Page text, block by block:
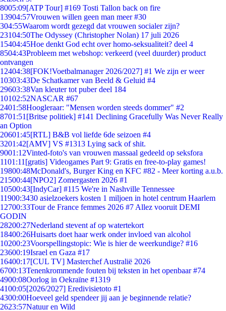
8005:09[ATP Tour] #169 Tosti Tallon back on fire
13904:57Vrouwen willen geen man meer #30
304:55Waarom wordt gezegd dat vrouwen socialer zijn?
23104:50The Odyssey (Christopher Nolan) 17 juli 2026
15404:45Hoe denkt God echt over homo-seksualiteit? deel 4
8504:43Probleem met webshop: verkeerd (veel duurder) product
ontvangen
12404:38[FOK!Voetbalmanager 2026/2027] #1 We zijn er weer
10303:43De Schatkamer van Beeld & Geluid #4
29603:38Van kleuter tot puber deel 184
10102:52NASCAR #67
2401:58Hoogleraar: "Mensen worden steeds dommer" #2
8701:51 [Britse politiek] #141 Declining Gracefully Was Never Really
an Option
20601:45[RTL] B&B vol liefde 6de seizoen #4
3201:42[AMV] VS #1313 Lying sack of shit.
9001:12Vinted-foto's van vrouwen massaal gedeeld op seksfora
1101:11 [gratis] Videogames Part 9: Gratis en free-to-play games!
19800:48McDonald's, Burger King en KFC #82 - Meer korting a.u.b.
21500:44[NPO2] Zomergasten 2026 #1
10500:43[IndyCar] #115 We're in Nashville Tennessee
11900:3430 asielzoekers kosten 1 miljoen in hotel centrum Haarlem
12700:33Tour de France femmes 2026 #7 Allez vooruit DEMI
GODIN
28200:27Nederland stevent af op watertekort
18400:26Huisarts doet haar werk onder invloed van alcohol
10200:23Voorspellingstopic: Wie is hier de weerkundige? #16
23600:19Israel en Gaza #17
16400:17[CUL TV] Masterchef Australië 2026
6700:13Tenenkrommende fouten bij teksten in het openbaar #74
4900:08Oorlog in Oekraïne #1319
4100:05[2026/2027] Eredivisietoto #1
4300:00Hoeveel geld spendeer jij aan je beginnende relatie?
2623:57Natuur en Wild